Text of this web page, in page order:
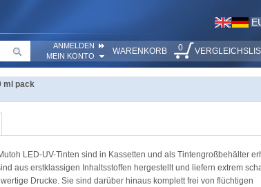
ANMELDEN
MEIN KONTO
WARENKORB 0
ml pack
LED-UV-Tinten sind in Kassetten und als Tintengroßbehälter
aus erstklassigen Inhaltsstoffen hergestellt und liefern extrem
Drucke. Sie sind darüber hinaus komplett frei von flüchtigen